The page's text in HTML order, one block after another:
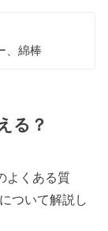
、綿棒
る？
よくある質
ついて解説し